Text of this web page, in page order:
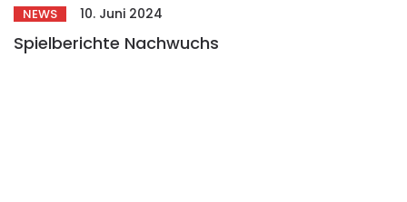
NEWS 10. Juni 2024
Spielberichte Nachwuchs